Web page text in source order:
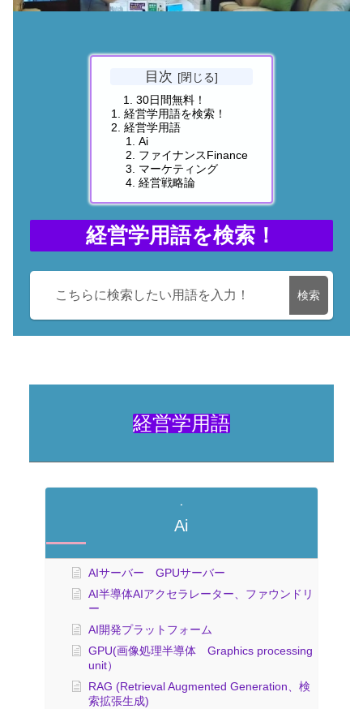
目次
30日間無料！
経営学用語を検索！
経営学用語
Ai
ファイナンスFinance
マーケティング
経営戦略論
経営学用語を検索！
検索
経営学用語
Ai
AIサーバー GPUサーバー
AI半導体AIアクセラレーター、ファウンドリ
ー
AI開発プラットフォーム
GPU(画像処理半導体 Graphics processing
unit）
RAG (Retrieval Augmented Generation、検
索拡張生成)